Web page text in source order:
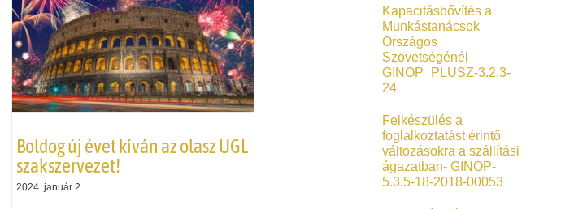
Boldog új évet kíván az olasz UGL
szakszervezet!
2024. január 2.
Kapacitásbővítés a
Munkástanácsok
Országos
Szövetségénél
GINOP_PLUSZ-3.2.3-
24
Felkészülés a
foglalkoztatást érintő
változásokra a szállítási
ágazatban- GINOP-
5.3.5-18-2018-00053